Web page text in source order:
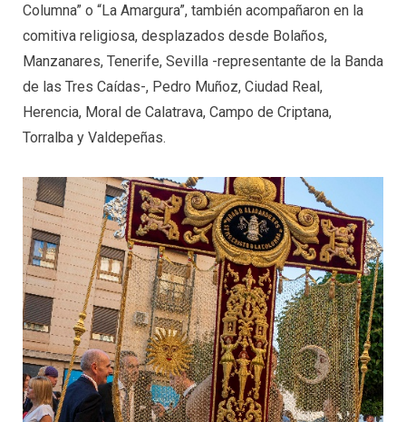
Columna” o “La Amargura”, también acompañaron en la
comitiva religiosa, desplazados desde Bolaños,
Manzanares, Tenerife, Sevilla -representante de la Banda
de las Tres Caídas-, Pedro Muñoz, Ciudad Real,
Herencia, Moral de Calatrava, Campo de Criptana,
Torralba y Valdepeñas.